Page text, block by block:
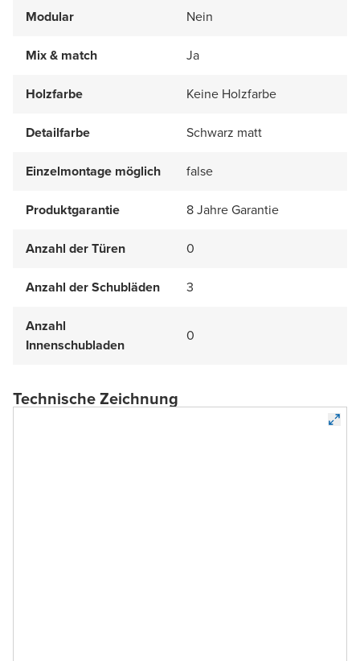
Modular Nein
Mix & match Ja
Holzfarbe Keine Holzfarbe
Detailfarbe Schwarz matt
Einzelmontage möglich false
Produktgarantie 8 Jahre Garantie
Anzahl der Türen 0
Anzahl der Schubläden 3
Anzahl
Innenschubladen
0
Technische Zeichnung